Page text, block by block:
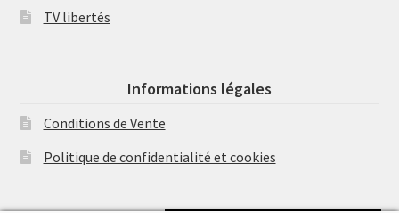
TV libertés
Informations légales
Conditions de Vente
Politique de confidentialité et cookies